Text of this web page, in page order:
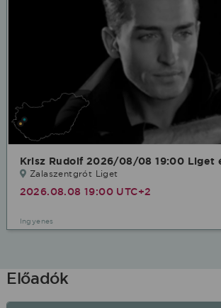
Krisz Rudolf 2026/08/08 19:00 Liget
Zalaszentgrót Liget
2026.08.08 19:00 UTC+2
Ingyenes
Előadók